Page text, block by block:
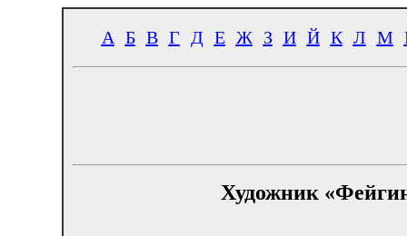
А Б В Г Д Е Ж З И Й К Л М
Художник